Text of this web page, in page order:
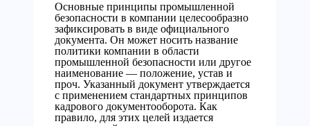
Основные принципы промышленной
безопасности в компании целесообразно
зафиксировать в виде официального
документа. Он может носить название
политики компании в области
промышленной безопасности или другое
наименование — положение, устав и
проч. Указанный документ утверждается
с применением стандартных принципов
кадрового документооборота. Как
правило, для этих целей издается